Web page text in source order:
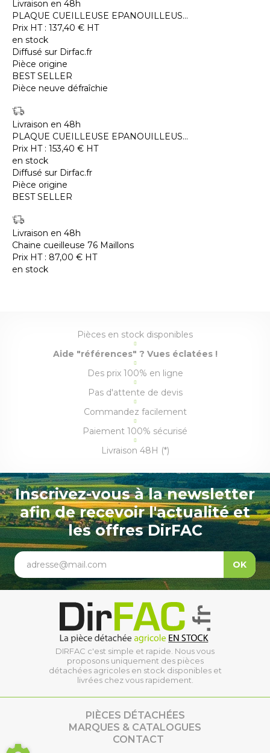
Livraison en 48h
PLAQUE CUEILLEUSE EPANOUILLEUS...
Prix HT : 137,40 € HT
en stock
Diffusé sur Dirfac.fr
Pièce origine
BEST SELLER
Pièce neuve défraîchie
Livraison en 48h
PLAQUE CUEILLEUSE EPANOUILLEUS...
Prix HT : 153,40 € HT
en stock
Diffusé sur Dirfac.fr
Pièce origine
BEST SELLER
Livraison en 48h
Chaine cueilleuse 76 Maillons
Prix HT : 87,00 € HT
en stock
Pièces en stock disponibles
Aide "références" ? Vues éclatées !
Des prix 100% en ligne
Pas d'attente de devis
Commandez facilement
Paiement 100% sécurisé
Livraison 48H (*)
Inscrivez-vous à la newsletter
afin de recevoir l'actualité et
les offres DirFAC
adresse@mail.com OK
DIRFAC c'est simple et rapide. Nous vous
proposons uniquement des pièces
détachées agricoles en stock disponibles et
livrées chez vous rapidement.
PIÈCES DÉTACHÉES
MARQUES & CATALOGUES
CONTACT